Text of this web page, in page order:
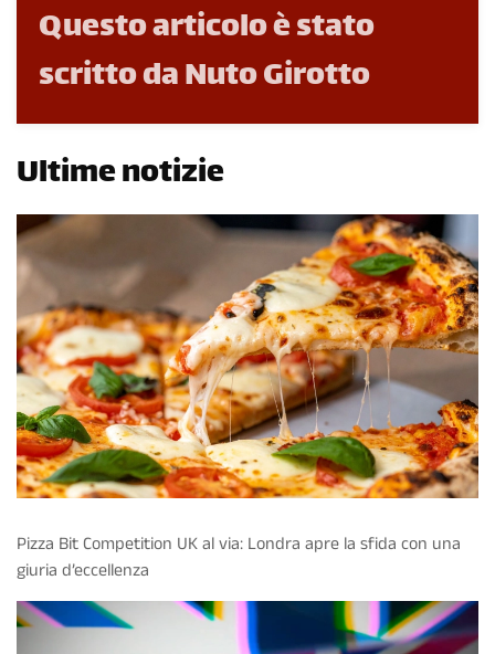
Questo articolo è stato
scritto da Nuto Girotto
Ultime notizie
Pizza Bit Competition UK al via: Londra apre la sfida con una
giuria d’eccellenza